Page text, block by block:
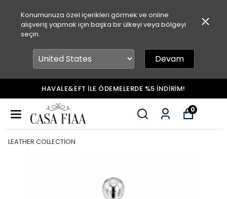
Konumunuza özel içerikleri görmek ve online
alışveriş yapmak için başka bir ülkeyi veya bölgeyi
seçin.
Devam
HAVALE&EFT İLE ÖDEMELERDE %5 İNDİRİM!
0
LEATHER COLLECTİON